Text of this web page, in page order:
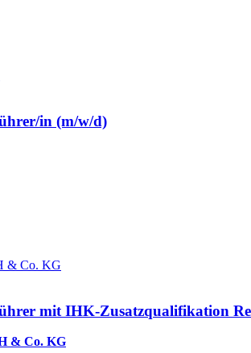
in (m/w/d)
mit IHK-Zusatzqualifikation
& Co. KG